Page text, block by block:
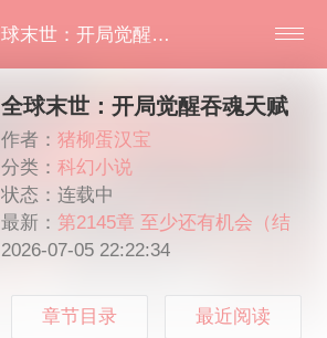
全球末世：开局觉醒吞魂天赋
全球末世：开局觉醒吞魂天赋
作者：猪柳蛋汉宝
分类：科幻小说
状态：连载中
最新： 第2145章 至少还有机会（结
局）
2026-07-05 22:22:34
章节目录 最近阅读